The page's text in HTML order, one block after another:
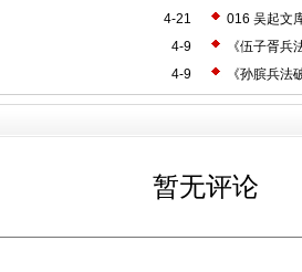
4-21
016 吴起文
4-9
《伍子胥兵
4-9
《孙膑兵法
暂无评论